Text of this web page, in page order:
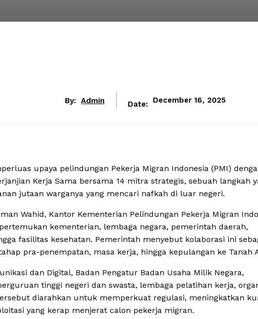
By: Admin Date: December 16, 2025
upaya pelindungan Pekerja Migran Indonesia (PMI)
Kerja Sama bersama 14 mitra strategis, sebuah langkah
jutaan warganya yang mencari nafkah di luar negeri.
Wahid, Kantor Kementerian Pelindungan Pekerja Migran
kementerian, lembaga negara, pemerintah daerah,
fasilitas kesehatan. Pemerintah menyebut kolaborasi ini
pra-penempatan, masa kerja, hingga kepulangan ke Tanah
dan Digital, Badan Pengatur Badan Usaha Milik Negara,
tinggi negeri dan swasta, lembaga pelatihan kerja,
diarahkan untuk memperkuat regulasi, meningkatkan
yang kerap menjerat calon pekerja migran.